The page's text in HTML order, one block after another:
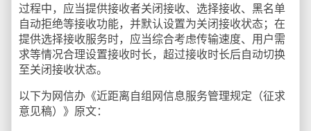
过程中，应当提供接收者关闭接收、选择接收、黑名单
自动拒绝等接收功能，并默认设置为关闭接收状态；在
提供选择接收服务时，应当综合考虑传输速度、用户需
求等情况合理设置接收时长，超过接收时长后自动切换
至关闭接收状态。
以下为网信办《近距离自组网信息服务管理规定（征求
意见稿）》原文：